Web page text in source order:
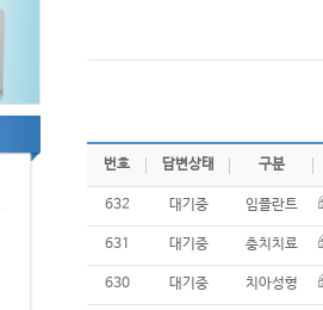
번호 답변상태 구분
632 대기중 임플란트
631 대기중 충치치료
630 대기중 치아성형